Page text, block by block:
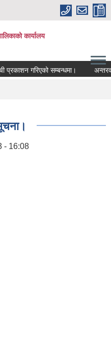
कार्यालय
गरिएको सम्बन्धमा। अन्तरवार्ता
- 16:08